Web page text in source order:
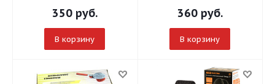
350руб.
В корзину
360руб.
В корзину